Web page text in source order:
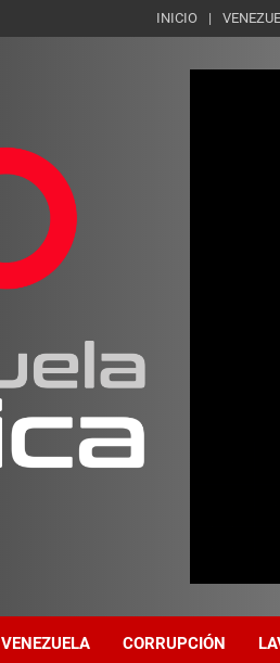
INICIO
VENEZUELA CORRUPCIÓN